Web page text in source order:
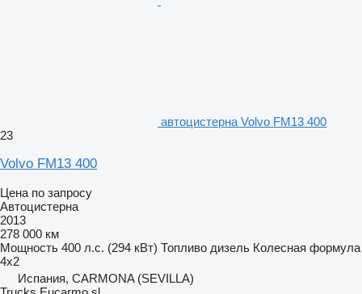
автоцистерна Volvo FM13 400
23
Volvo FM13 400
Цена по запросу
Автоцистерна
2013
278 000 км
Мощность 400 л.с. (294 кВт) Топливо дизель Колесная формула
4x2
Испания, CARMONA (SEVILLA)